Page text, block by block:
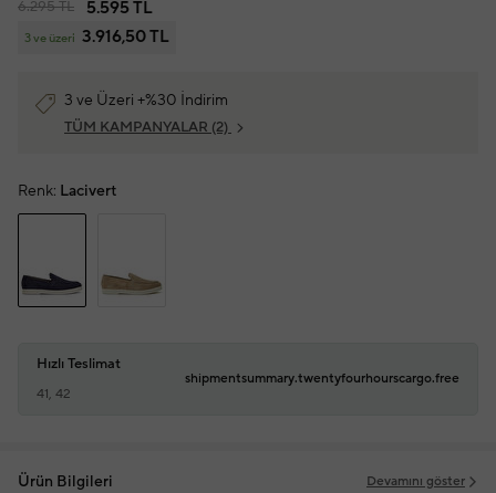
6.295 TL 5.595 TL
3 ve üzeri 3.916,50 TL
3 ve Üzeri +%30 İndirim
TÜM KAMPANYALAR (2)
Renk: Lacivert
Hızlı Teslimat
41, 42
shipmentsummary.twentyfourhourscargo.free
Ürün Bilgileri Devamını göster